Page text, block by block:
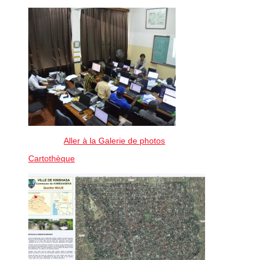
Aller à la Galerie de photos
Cartothèque